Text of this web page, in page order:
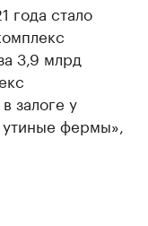
года стало
3,9 млрд
залоге у
фермы»,